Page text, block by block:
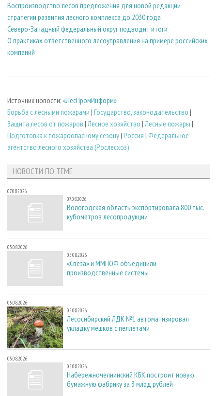
Воспроизводство лесов предложения для новой редакции
стратегии развития лесного комплекса до 2030 года
Северо-Западный федеральный округ подводит итоги
О практиках ответственного лесоуправления на примере российских
компаний
Источник новости: «ЛесПромИнформ»
Борьба с лесными пожарами | Государство, законодательство |
Защита лесов от пожаров | Лесное хозяйство | Лесные пожары |
Подготовка к пожароопасному сезону| Россия | Федеральное
агентство лесного хозяйства (Рослесхоз)
НОВОСТИ ПО ТЕМЕ
07.08.2026
07.08.2026
Вологодская область экспортировала 800 тыс.
кубометров лесопродукции
05.08.2026
05.08.2026
«Свеза» и ММПОФ объединили
производственные системы
05.08.2026
05.08.2026
Лесосибирский ЛДК №1 автоматизировал
укладку мешков с пеллетами
05.08.2026
05.08.2026
Набережночелнинский КБК построит новую
бумажную фабрику за 3 млрд рублей